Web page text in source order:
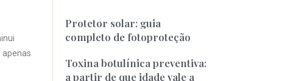
apenas
Protetor solar: guia
completo de fotoproteção
Toxina botulínica preventiva:
a partir de que idade vale a